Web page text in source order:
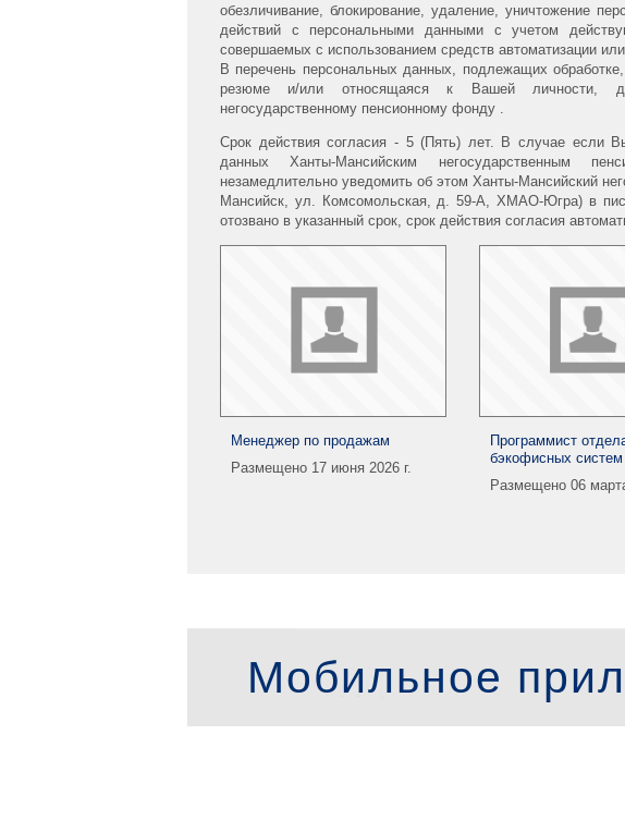
обезличивание, блокирование, удаление, уничтожение
действий с персональными данными с учетом
совершаемых с использованием средств автоматизации
В перечень персональных данных, подлежащих
резюме и/или относящаяся к Вашей личности,
негосударственному пенсионному фонду .
Срок действия согласия - 5 (Пять) лет. В случае если
данных Ханты-Мансийским негосударственным
незамедлительно уведомить об этом Ханты-Мансийский
Мансийск, ул. Комсомольская, д. 59-А, ХМАО-Югра) в
отозвано в указанный срок, срок действия согласия
Менеджер по продажам
Размещено 17 июня 2026 г.
Программист
бэкофисных систем
Размещено 06
Мобильное